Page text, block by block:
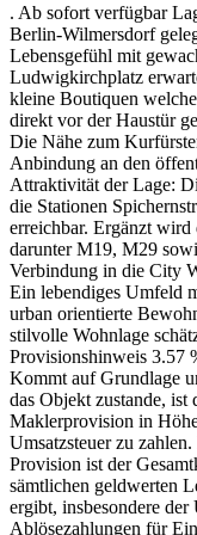
. Ab sofort verfügbar
Berlin-Wilmersdorf
Lebensgefühl mit
Ludwigkirchplatz
kleine Boutiquen
direkt vor der Haustür
Die Nähe zum
Anbindung an den
Attraktivität der Lage:
die Stationen
erreichbar. Ergänzt
darunter M19, M29
Verbindung in die City
Ein lebendiges Umfeld
urban orientierte
stilvolle Wohnlage
Provisionshinweis 3.57
Kommt auf Grundlage
das Objekt zustande,
Maklerprovision in
Umsatzsteuer zu
Provision ist der
sämtlichen geldwerten
ergibt, insbesondere
Ablösezahlungen für